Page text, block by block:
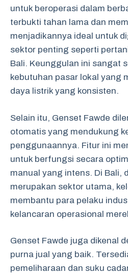
untuk beroperasi dalam
terbukti tahan lama dan
menjadikannya ideal untuk
sektor penting seperti
Bali. Keunggulan ini sangat
kebutuhan pasar lokal yang
daya listrik yang konsisten.
Selain itu, Genset Fawde
otomatis yang mendukung
penggunaannya. Fitur ini
untuk berfungsi secara
manual yang intens. Di Bali,
merupakan sektor utama,
membantu para pelaku
kelancaran operasional
Genset Fawde juga dikenal
purna jual yang baik.
pemeliharaan dan suku